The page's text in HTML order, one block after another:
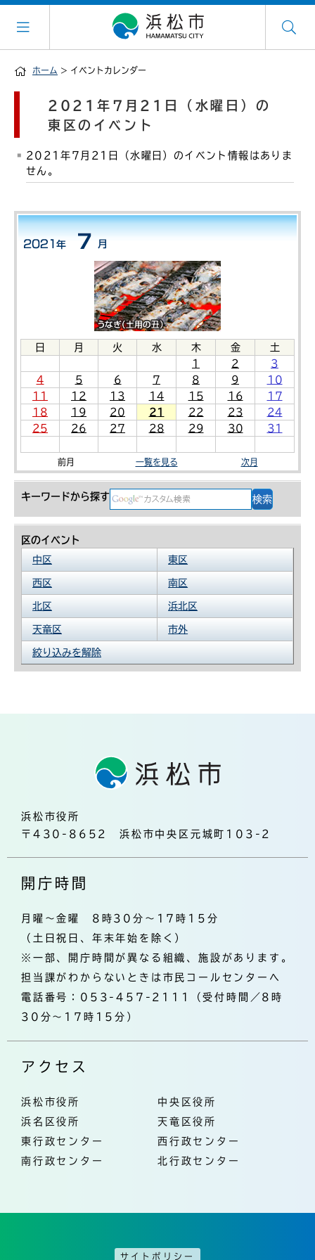
ホーム > イベントカレンダー
日 月 火 水 木 金
土
1
2
3
4
5 6 7 8 9
10
11
12 13 14 15 16
17
18
19 20 21 22 23
24
25
26 27 28 29 30 31
前月 一覧を見る 次月
キーワードから探す
区のイベント
中区
東区
西区 南区
北区 浜北区
天竜区 市外
絞り込みを解除
2021年7月21日（水曜日）の
東区のイベント
2021年7月21日（水曜日）のイベント情報はありま
せん。
浜松市役所
〒430-8652 浜松市中央区元城町103-2
開庁時間
月曜～金曜 8時30分～17時15分
（土日祝日、年末年始を除く）
※一部、開庁時間が異なる組織、施設があります。
担当課がわからないときは市民コールセンターへ
電話番号：053-457-2111（受付時間／8時
30分～17時15分）
アクセス
浜松市役所
中央区役所
浜名区役所
天竜区役所
東行政センター
西行政センター
南行政センター
北行政センター
サイトポリシー